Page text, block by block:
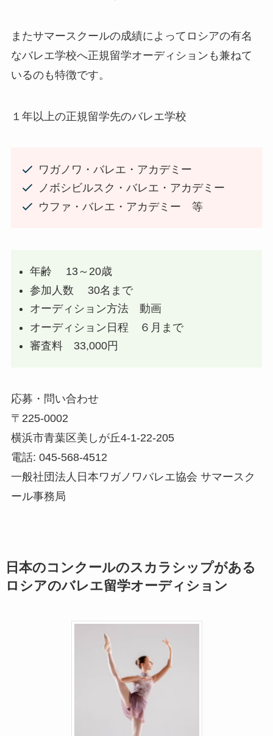
またサマースクールの成績によってロシアの有名
なバレエ学校へ正規留学オーディションも兼ねて
いるのも特徴です。
１年以上の正規留学先のバレエ学校
ワガノワ・バレエ・アカデミー
ノボシビルスク・バレエ・アカデミー
ウファ・バレエ・アカデミー 等
年齢 13～20歳
参加人数 30名まで
オーディション方法 動画
オーディション日程 ６月まで
審査料 33,000円
応募・問い合わせ
〒225-0002
横浜市青葉区美しが丘4-1-22-205
電話: 045-568-4512
一般社団法人日本ワガノワバレエ協会 サマースク
ール事務局
日本のコンクールのスカラシップがある
ロシアのバレエ留学オーディション